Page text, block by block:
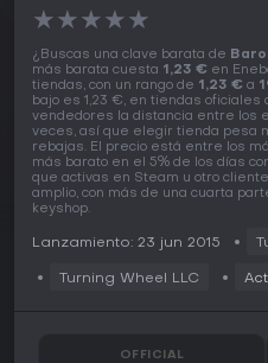
★★★★★
¿Buscas una clave barata de
más barata cuesta 1,23 € en
tiendas, con un rango de 1,23 € a
bajo es 1,23 €, en tiendas oficiales
vendedores la distancia entre los
veces, así que elegir tienda pesa
rebajas. El precio está entre los
más barato en el 5% de los días
que activas en Steam u otro
amplio, con más de una cuarta
keyshop.
Lanzamiento: 23 jun 2015
Turning Wheel LLC
OFFICIAL